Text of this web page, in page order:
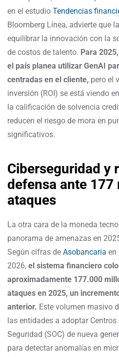
en el estudio Tendencias
Bloomberg Línea, advierte que
equilibrar la innovación con la
de costos de talento. Para
el país planea utilizar GenAI
centradas en el cliente, pero el
inversión (ROI) se está viendo
la calificación de solvencia
reducen el riesgo de mora en
significativos.
Ciberseguridad y
defensa ante
ataques
La otra cara de la moneda
panorama de amenazas en
Según cifras de Asobancaria en
2026, el sistema financiero
aproximadamente 177.000
ataques en 2025, un
anterior. Este volumen masivo
las entidades a adoptar Centros
Seguridad (SOC) de nueva
para detectar anomalías en